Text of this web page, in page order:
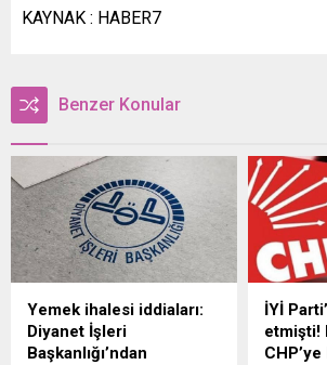
KAYNAK : HABER7
Benzer Konular
Yemek ihalesi iddiaları:
Diyanet İşleri
Başkanlığı’ndan
İYİ
etmişti!
CHP’ye